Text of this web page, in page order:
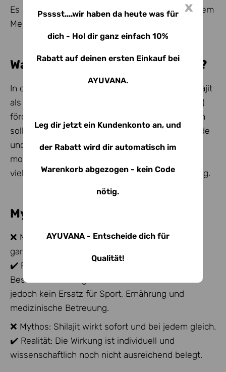
Es gibt keine Garantie dafür, dass Shilajit bei jedem
Menschen den Testosteronspiegel erhöht.
Was sagt die Ayurveda-Tradition?
In den klassischen Ayurveda-Schriften wird Shilajit
als Substanz beschrieben, die Lebenskraft (Ojas)
fördern und Körper sowie Geist in Balance halten
soll. Die Texte sprechen Shilajit oft eine stärkende
und ausgleichende Rolle zu - weniger in der
modernen Sprache von „Hormonen“, sondern
vielmehr in einem ganzheitlichen Zusammenhang.
Mythen vs. Realität
❌ Mythos: Shilajit ist ein Wundermittel, das
garantiert Testosteron steigert.
✔️ Realität: Shilajit kann ein interessanter
Bestandteil eines gesunden Lebensstils sein -
jedoch kein Ersatz für Sport, Ernährung und
medizinische Betreuung.
❌ Mythos: Shilajit wirkt sofort und bei jedem gleich.
✔️ Realität: Die Wirkung ist individuell und
wissenschaftlich noch nicht ausreichend belegt.
x
Psssst....wir haben da heute was für
dich - Hol dir ganz einfach 10%
Rabatt auf deinen ersten Einkauf bei
AYUVANA.
Leg dir jetzt ein Kundenkonto an, und
der Rabatt wird dir automatisch im
Warenkorb abgezogen - kein Code
nötig.
AYUVANA - Entscheide dich für
Qualität!